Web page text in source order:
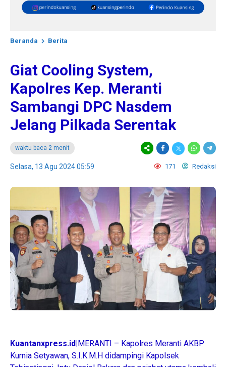
Beranda Berita
Giat Cooling System,
Kapolres Kep. Meranti
Sambangi DPC Nasdem
Jelang Pilkada Serentak
waktu baca 2 menit
Selasa, 13 Agu 2024 05:59 171 Redaksi
Kuantanxpress.id|MERANTI – Kapolres Meranti AKBP
Kurnia Setyawan, S.I.K.M.H didampingi Kapolsek